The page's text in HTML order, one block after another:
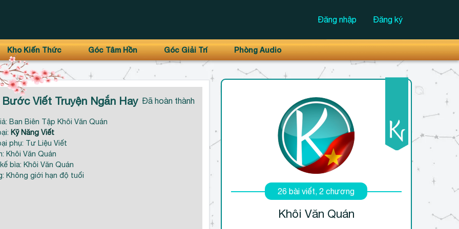
Đăng nhập Đăng ký
Kho Kiến Thức Góc Tâm Hồn Góc Giải Trí Phòng Audio
Bước Viết Truyện Ngắn Hay Đã hoàn thành
Ban Biên Tập Khôi Văn Quán
Kỹ Năng Viết
phụ: Tư Liệu Viết
Khôi Văn Quán
bìa: Khôi Văn Quán
Không giới hạn độ tuổi
26 bài viết, 2 chương
Khôi Văn Quán